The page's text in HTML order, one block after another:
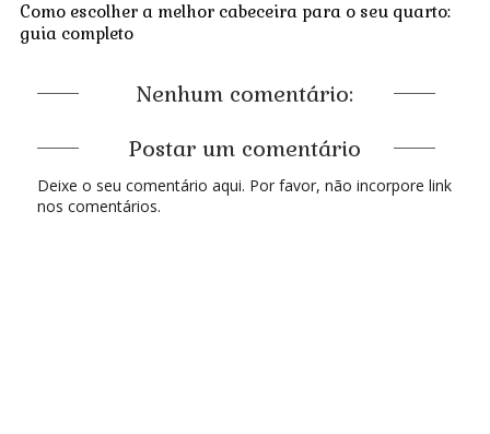
Como escolher a melhor cabeceira para o seu quarto:
guia completo
Nenhum comentário:
Postar um comentário
Deixe o seu comentário aqui. Por favor, não incorpore link
nos comentários.